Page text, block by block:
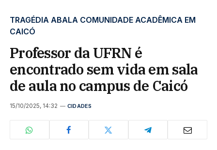
TRAGÉDIA ABALA COMUNIDADE ACADÊMICA EM
CAICÓ
Professor da UFRN é
encontrado sem vida em sala
de aula no campus de Caicó
15/10/2025, 14:32 CIDADES